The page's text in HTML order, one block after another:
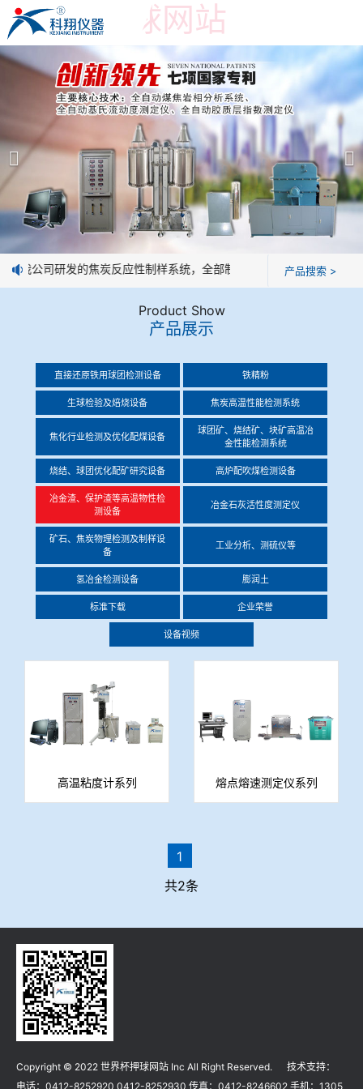
世界杯押球网站
世界杯押球网站
产品展示 ＞
焦炭高温性能检测系统
焦化行业检测及优化配煤设备
球团矿/烧结矿/块矿高温冶金性能检测系统
烧结/球团优化配矿研究设备
冶金渣、保护渣等高温物性检测设备
矿石、焦炭物理检测及制样设备
工业分析、测硫仪等
公司简介
世界杯押球网站
企业业绩
技术交流
企业荣誉
世界杯押球网站
：我公司研发的焦炭反应性制样系统，全部制样过程机械化操作，没
产品搜索 >
Product Show
产品展示
直接还原铁用球团检测设备 铁精粉
生球检验及焙烧设备 焦炭高温性能检测系统
焦化行业检测及优化配煤设备
球团矿、烧结矿、块矿高温冶
金性能检测系统
烧结、球团优化配矿研究设备 高炉配吹煤检测设备
冶金渣、保护渣等高温物性检
测设备
冶金石灰活性度测定仪
矿石、焦炭物理检测及制样设
备
工业分析、测硫仪等
氢冶金检测设备 膨润土
标准下载 企业荣誉
设备视频
高温粘度计系列 熔点熔速测定仪系列
1
共2条
Copyright © 2022 世界杯押球网站 Inc All Right Reserved. 技术支持：
电话：0412-8252920 0412-8252930 传真：0412-8246602 手机：1305